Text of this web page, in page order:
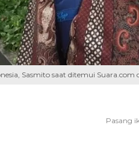
Sasmito saat ditemui Suara.com